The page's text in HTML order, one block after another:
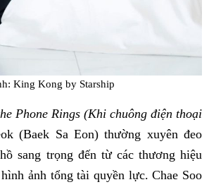
King Kong by Starship
Phone Rings (Khi chuông điện thoại
(Baek Sa Eon) thường xuyên đeo
sang trọng đến từ các thương hiệu
ảnh tổng tài quyền lực. Chae Soo